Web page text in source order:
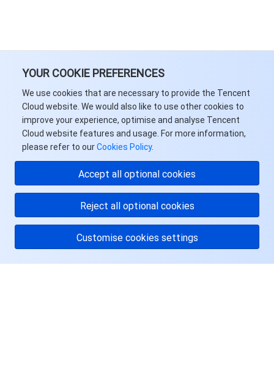
YOUR COOKIE PREFERENCES
We use cookies that are necessary to provide the Tencent
Cloud website. We would also like to use other cookies to
improve your experience, optimise and analyse Tencent
Cloud website features and usage. For more information,
please refer to ourCookies Policy.
Accept all optional cookies
Reject all optional cookies
Customise cookies settings